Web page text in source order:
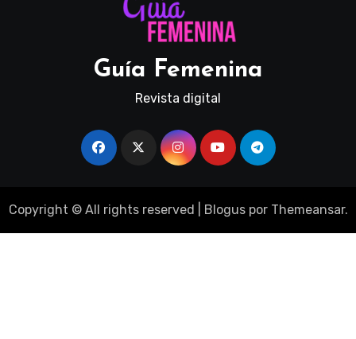
Guía Femenina
Revista digital
Copyright © All rights reserved Bloguspor Themeansar.